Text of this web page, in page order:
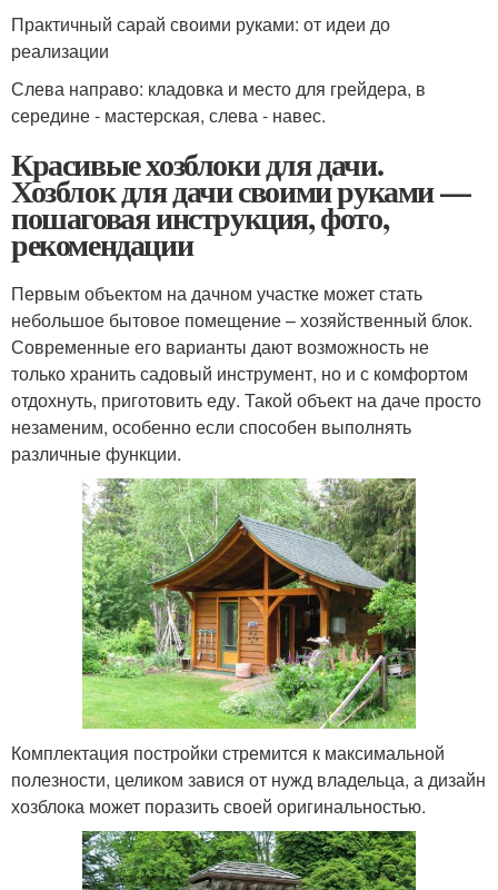
Практичный сарай своими руками: от идеи до
реализации
Слева направо: кладовка и место для грейдера, в
середине - мастерская, слева - навес.
Красивые хозблоки для дачи.
Хозблок для дачи своими руками —
пошаговая инструкция, фото,
рекомендации
Первым объектом на дачном участке может стать
небольшое бытовое помещение – хозяйственный блок.
Современные его варианты дают возможность не
только хранить садовый инструмент, но и с комфортом
отдохнуть, приготовить еду. Такой объект на даче просто
незаменим, особенно если способен выполнять
различные функции.
Комплектация постройки стремится к максимальной
полезности, целиком завися от нужд владельца, а дизайн
хозблока может поразить своей оригинальностью.